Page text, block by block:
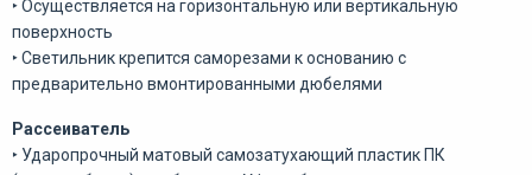
‣ Осуществляется на горизонтальную или вертикальную
поверхность
‣ Светильник крепится саморезами к основанию с
предварительно вмонтированными дюбелями
Рассеиватель
‣ Ударопрочный матовый самозатухающий пластик ПК